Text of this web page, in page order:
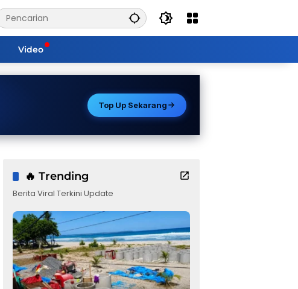
Video
Top Up Sekarang
🔥 Trending
Berita Viral Terkini Update